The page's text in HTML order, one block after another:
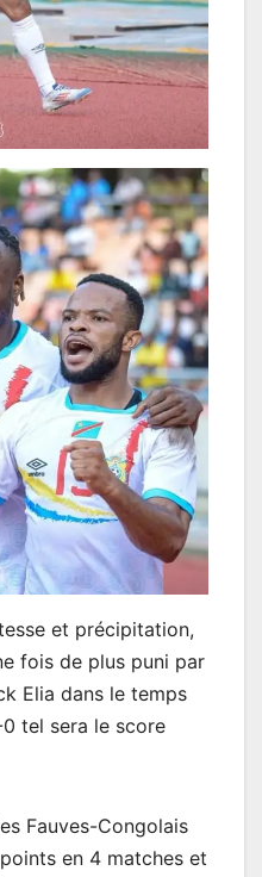
et précipitation,
fois de plus puni par
Elia dans le temps
tel sera le score
Fauves-Congolais
en 4 matches et